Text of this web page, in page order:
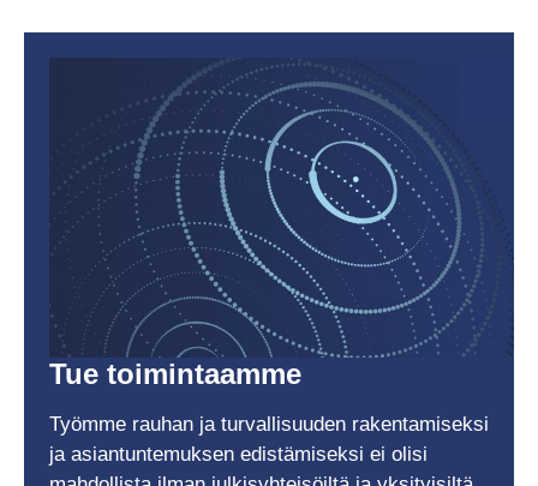
Tue toimintaamme
Työmme rauhan ja turvallisuuden rakentamiseksi
ja asiantuntemuksen edistämiseksi ei olisi